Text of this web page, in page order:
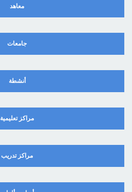
معاهد
جامعات
أنشطة
مراكز تعليمية
مراكز تدريب